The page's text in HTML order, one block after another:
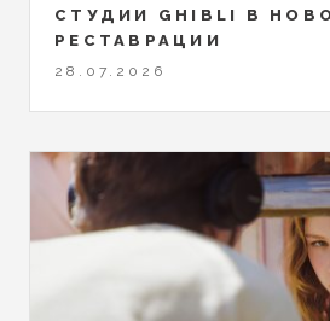
СТУДИИ GHIBLI В
РЕСТАВРАЦИИ
28.07.2026